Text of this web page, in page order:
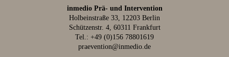
inmedio Prä- und Intervention
Holbeinstraße 33, 12203 Berlin
Schützenstr. 4, 60311 Frankfurt
Tel.: +49 (0)156 78801619
praevention@inmedio.de